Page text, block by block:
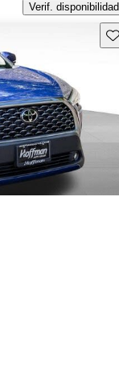
Verif. disponibilidad